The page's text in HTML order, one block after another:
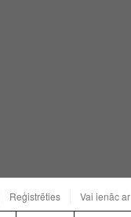
Reģistrēties Vai ienāc ar